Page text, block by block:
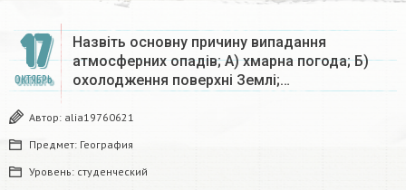
17
ОКТЯБРЬ
Назвіть основну причину випадання
атмосферних опадів; А) хмарна погода; Б)
охолодження поверхні Землі;…
Автор: alia19760621
Предмет: География
Уровень: студенческий